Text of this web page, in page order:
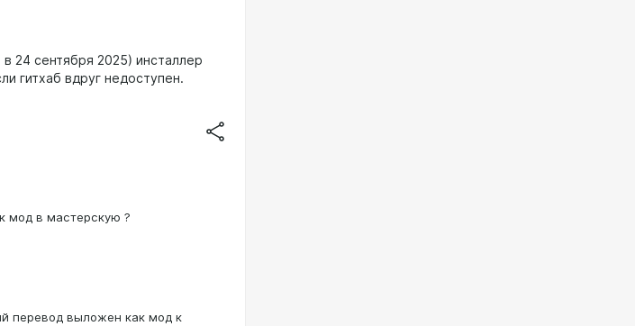
24 сентября 2025) инсталлер
гитхаб вдруг недоступен.
мод в мастерскую ?
перевод выложен как мод к